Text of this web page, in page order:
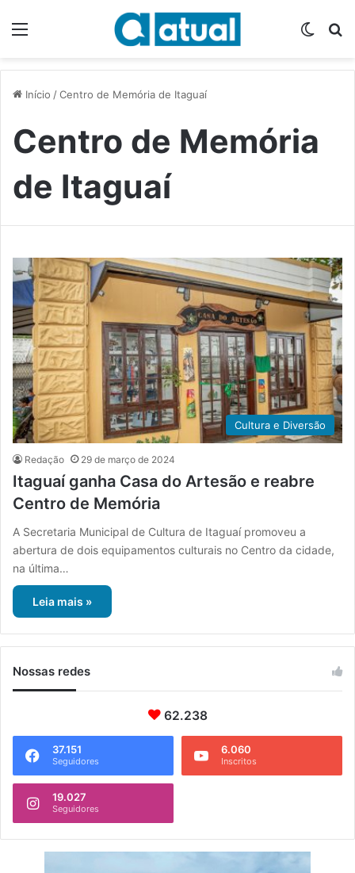
Início /Centro de Memória de Itaguaí
Centro de Memória
de Itaguaí
Cultura e Diversão
Redação 29 de março de 2024
Itaguaí ganha Casa do Artesão e reabre
Centro de Memória
A Secretaria Municipal de Cultura de Itaguaí promoveu a
abertura de dois equipamentos culturais no Centro da cidade,
na última…
Leia mais »
Nossas redes
62.238
37.151
Seguidores
6.060
Inscritos
19.027
Seguidores